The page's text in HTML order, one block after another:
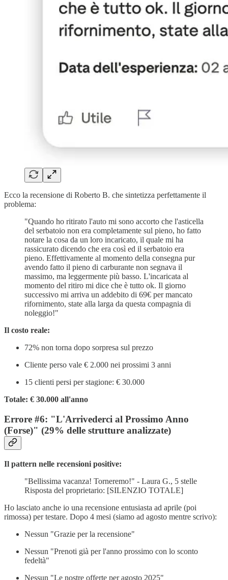
Ecco la recensione di Roberto B. che sintetizza perfettamente il
problema:
"Quando ho ritirato l'auto mi sono accorto che l'asticella
del serbatoio non era completamente sul pieno, ho fatto
notare la cosa da un loro incaricato, il quale mi ha
rassicurato dicendo che era così ed il serbatoio era
pieno. Effettivamente al momento della consegna pur
avendo fatto il pieno di carburante non segnava il
massimo, ma leggermente più basso. L'incaricata al
momento del ritiro mi dice che è tutto ok. Il giorno
successivo mi arriva un addebito di 69€ per mancato
rifornimento, state alla larga da questa compagnia di
noleggio!"
Il costo reale:
72% non torna dopo sorpresa sul prezzo
Cliente perso vale € 2.000 nei prossimi 3 anni
15 clienti persi per stagione: € 30.000
Totale: € 30.000 all'anno
Errore #6: "L'Arrivederci al Prossimo Anno
(Forse)" (29% delle strutture analizzate)
Il pattern nelle recensioni positive:
"Bellissima vacanza! Torneremo!" - Laura G., 5 stelle
Risposta del proprietario: [SILENZIO TOTALE]
Ho lasciato anche io una recensione entusiasta ad aprile (poi
rimossa) per testare. Dopo 4 mesi (siamo ad agosto mentre scrivo):
Nessun "Grazie per la recensione"
Nessun "Prenoti già per l'anno prossimo con lo sconto
fedeltà"
Nessun "Le nostre offerte per agosto 2025"